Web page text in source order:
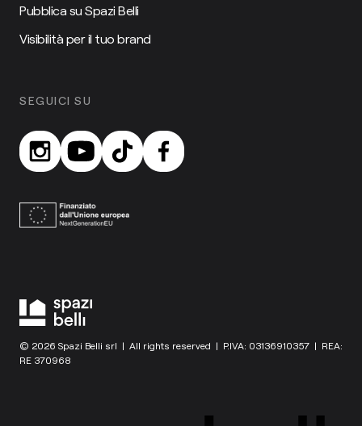
Pubblica su Spazi Belli
Visibilità per il tuo brand
SEGUICI SU
© 2026 Spazi Belli srl | All rights reserved | P.IVA: 03136910357 | REA:
RE 370968